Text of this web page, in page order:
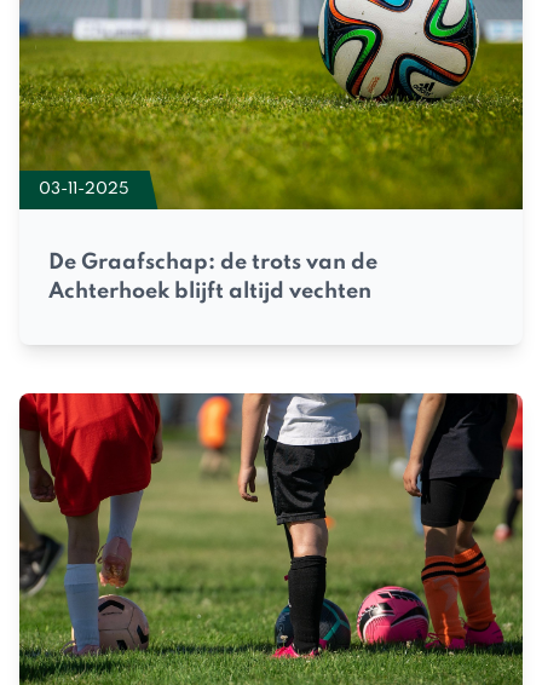
03-11-2025
De Graafschap: de trots van de
Achterhoek blijft altijd vechten